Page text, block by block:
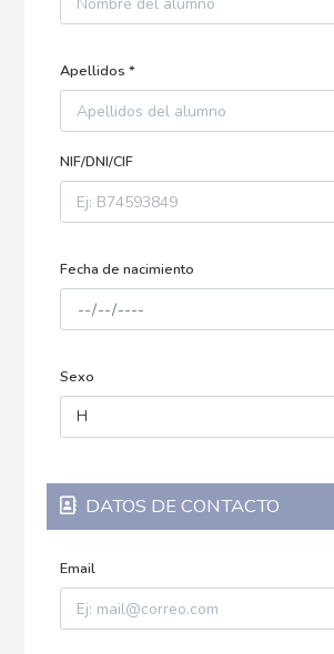
Apellidos *
NIF/DNI/CIF
Fecha de nacimiento
Sexo
H
DATOS DE CONTACTO
Email